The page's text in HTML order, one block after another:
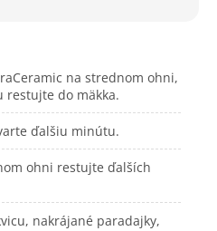
na strednom ohni,
do mäkka.
ďalšiu minútu.
ohni restujte ďalších
nakrájané paradajky,